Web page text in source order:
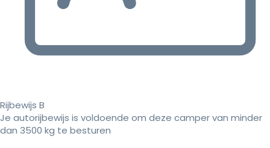
Rijbewijs B
Je autorijbewijs is voldoende om deze camper van minder
dan 3500 kg te besturen